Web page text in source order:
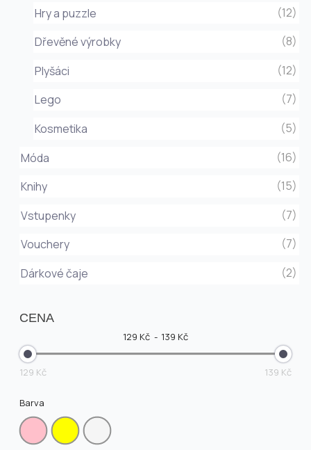
Hry a puzzle
(12)
Dřevěné výrobky
(8)
Plyšáci
(12)
Lego
(7)
Kosmetika
(5)
Móda
(16)
Knihy
(15)
Vstupenky
(7)
Vouchery
(7)
Dárkové čaje
(2)
CENA
129 Kč 139 Kč
129 Kč 139 Kč
Barva